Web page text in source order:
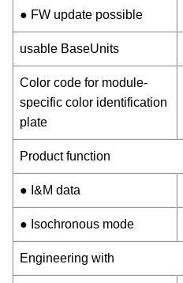
● FW update possible
usable BaseUnits
Color code for module-
specific color identification
plate
Product function
● I&M data
● Isochronous mode
Engineering with